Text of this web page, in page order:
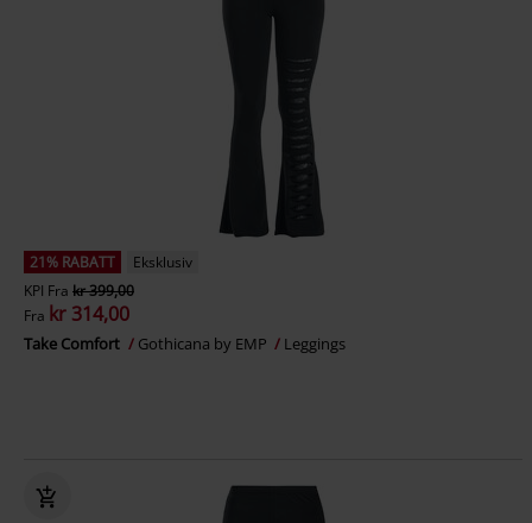
21% RABATT
Eksklusiv
KPI Fra kr 399,00
Fra kr 314,00
Take Comfort Gothicana by EMP Leggings